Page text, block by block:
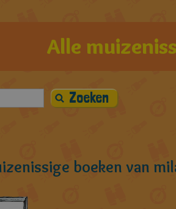
Alle
boeken van